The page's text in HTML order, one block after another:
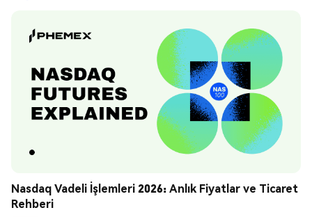
Nasdaq Vadeli İşlemleri 2026: Anlık Fiyatlar ve Ticaret
Rehberi